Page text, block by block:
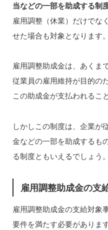
当などの一部を助成する制
雇用調整（休業）だけでな
せた場合も対象となります。
雇用調整助成金は、あくま
従業員の雇用維持が目的の
この助成金が支払われるこ
しかしこの制度は、企業が
金などの一部を助成するも
る制度ともいえるでしょう。
雇用調整助成金の支
雇用調整助成金の支給対象
要件を満たす必要があります